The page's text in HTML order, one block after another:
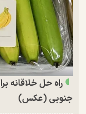
راه حل خلاقانه
جنوبی (عکس)